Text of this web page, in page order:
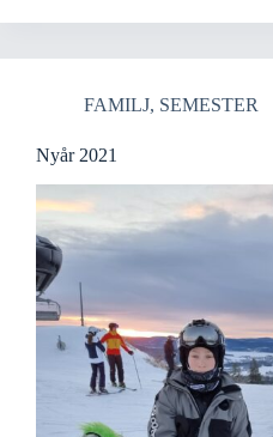
FAMILJ, SEMESTER
Nyår 2021